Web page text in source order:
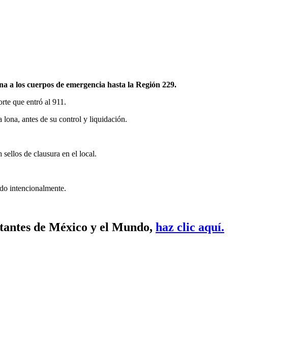
los cuerpos de emergencia hasta la Región 229.
que entró al 911.
lona, antes de su control y liquidación.
de clausura en el local.
intencionalmente.
de México y el Mundo, haz clic aquí.